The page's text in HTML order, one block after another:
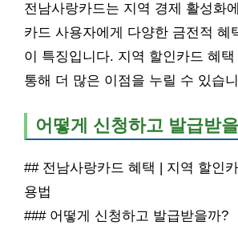
전남사랑카드는 지역 경제 활성화
카드 사용자에게 다양한 금전적 혜
이 특징입니다. 지역 할인카드 혜
통해 더 많은 이점을 누릴 수 있습
어떻게 신청하고 발급받
## 전남사랑카드 혜택 | 지역 할인
용법
### 어떻게 신청하고 발급받을까?